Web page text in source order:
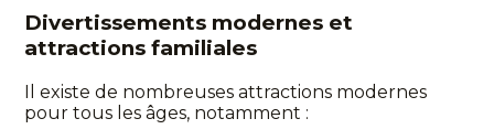
Divertissements modernes et
attractions familiales
Il existe de nombreuses attractions modernes
pour tous les âges, notamment :